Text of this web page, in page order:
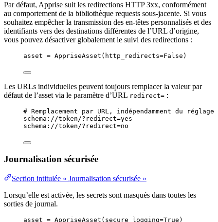
Par défaut, Apprise suit les redirections HTTP 3xx, conformément
au comportement de la bibliothèque requests sous-jacente. Si vous
souhaitez empêcher la transmission des en-têtes personnalisés et des
identifiants vers des destinations différentes de l’URL d’origine,
vous pouvez désactiver globalement le suivi des redirections :
asset = AppriseAsset ( http_redirects=False )
Les URLs individuelles peuvent toujours remplacer la valeur par
défaut de l’asset via le paramètre d’URL redirect= :
# Remplacement par URL, indépendamment du
schema://token/?redirect=yes
schema://token/?redirect=no
Journalisation sécurisée
Section intitulée « Journalisation sécurisée »
Lorsqu’elle est activée, les secrets sont masqués dans toutes les
sorties de journal.
asset = AppriseAsset ( secure_logging=True )